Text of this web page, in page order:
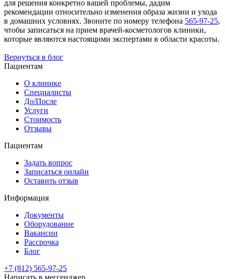
для решения конкретно вашей проблемы, дадим
рекомендации относительно изменения образа жизни и ухода
в домашних условиях. Звоните по номеру телефона 565-97-25,
чтобы записаться на прием врачей-косметологов клиники,
которые являются настоящими экспертами в области красоты.
Вернуться в блог
Пациентам
О клинике
Специалисты
До/После
Услуги
Стоимость
Отзывы
Пациентам
Задать вопрос
Записаться онлайн
Оставить отзыв
Информация
Документы
Оборудование
Вакансии
Рассрочка
Блог
+7 (812) 565-97-25
Написать в мессенджер